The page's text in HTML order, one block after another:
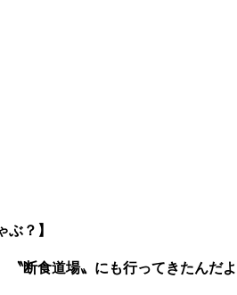
ぶ？】
断食道場〟にも行ってきたんだよ